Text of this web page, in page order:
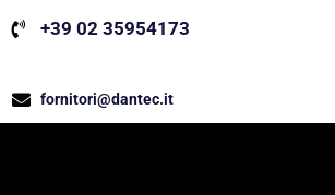
+39 02 35954173
fornitori@dantec.it